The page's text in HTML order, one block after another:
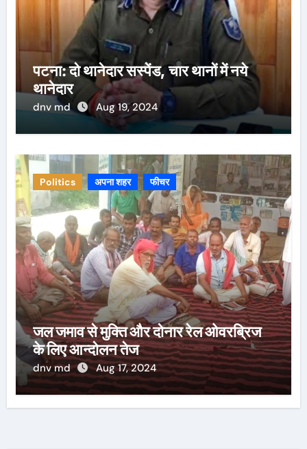
पटना: दो थानेदार सस्पेंड, चार थानों में नये
थानेदार
dnv md Aug 19, 2024
Politics अपना शहर फीचर
जल जमाव से मुक्ति और दोनार रेल ओवरब्रिज
के लिए आन्दोलन तेज
dnv md Aug 17, 2024